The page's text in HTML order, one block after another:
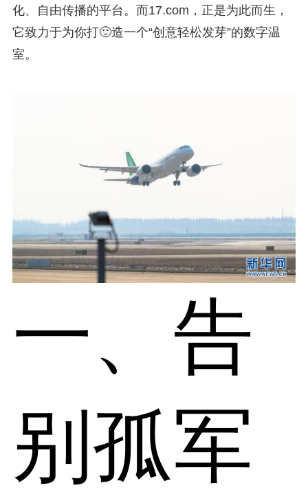
化、自由传播的平台。而17.com，正是为此而生，
它致力于为你打🙂造一个“创意轻松发芽”的数字温
室。
一、告
别孤军